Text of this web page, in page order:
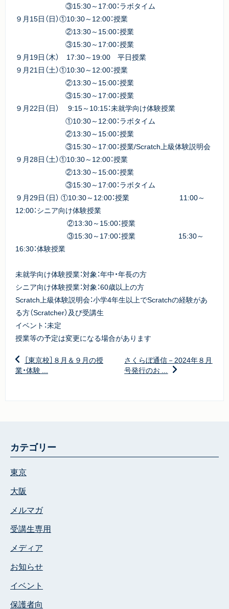
③15:30～17:00：ラボタイム
９月15日（日）①10:30～12:00：授業
②13:30～15:00：授業
③15:30～17:00：授業
９月19日（木） 17:30～19:00 平日授業
９月21日（土）①10:30～12:00：授業
②13:30～15:00：授業
③15:30～17:00：授業
９月22日（日） 9:15～10:15：未就学向け体験授業
①10:30～12:00：ラボタイム
②13:30～15:00：授業
③15:30～17:00：授業/Scratch上級体験説明会
９月28日（土）①10:30～12:00：授業
②13:30～15:00：授業
③15:30～17:00：ラボタイム
９月29日（日） ①10:30～12:00：授業 11:00～
12:00：シニア向け体験授業
②13:30～15:00：授業
③15:30～17:00：授業 15:30～
16:30：体験授業
未就学向け体験授業：対象：年中・年長の方
シニア向け体験授業：対象：60歳以上の方
Scratch上級体験説明会：小学4年生以上でScratchの経験があ
る方（Scratcher）及び受講生
イベント：未定
授業等の予定は変更になる場合があります
［東京校］８月＆９月の授
業・体験 ...
さくらぼ通信－2024年８月
号発行のお ...
カテゴリー
東京
大阪
メルマガ
受講生専用
メディア
お知らせ
イベント
保護者向